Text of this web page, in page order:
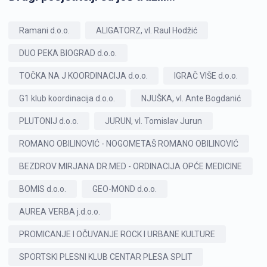
Ramani d.o.o. ALIGATORZ, vl. Raul Hodžić
DUO PEKA BIOGRAD d.o.o.
TOČKA NA J KOORDINACIJA d.o.o. IGRAČ VIŠE d.o.o.
G1 klub koordinacija d.o.o. NJUŠKA, vl. Ante Bogdanić
PLUTONIJ d.o.o. JURUN, vl. Tomislav Jurun
ROMANO OBILINOVIĆ - NOGOMETAŠ ROMANO OBILINOVIĆ
BEZDROV MIRJANA DR.MED - ORDINACIJA OPĆE MEDICINE
BOMIS d.o.o. GEO-MOND d.o.o.
AUREA VERBA j.d.o.o.
PROMICANJE I OČUVANJE ROCK I URBANE KULTURE
SPORTSKI PLESNI KLUB CENTAR PLESA SPLIT